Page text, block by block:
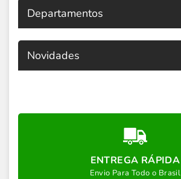
Departamentos
Novidades
ENTREGA RÁPIDA
Envio Para Todo o Brasil